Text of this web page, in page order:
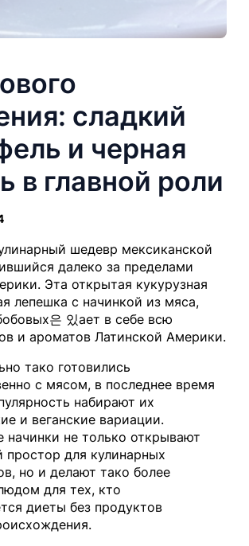
сладкий
и черная
в главной роли
шедевр мексиканской
далеко за пределами
Эта открытая кукурузная
лепешка с начинкой из мяса,
은 있ает в себе всю
и ароматов Латинской Америки.
тако готовились
с мясом, в последнее время
набирают их
и веганские вариации.
начинки не только открывают
простор для кулинарных
но и делают тако более
для тех, кто
диеты без продуктов